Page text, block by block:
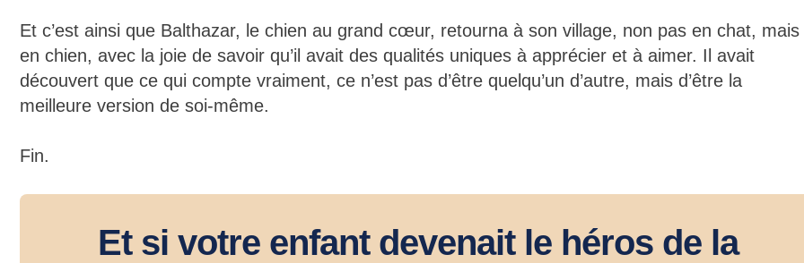
Et c’est ainsi que Balthazar, le chien au grand cœur, retourna à son village, non pas en chat, mais
en chien, avec la joie de savoir qu’il avait des qualités uniques à apprécier et à aimer. Il avait
découvert que ce qui compte vraiment, ce n’est pas d’être quelqu’un d’autre, mais d’être la
meilleure version de soi-même.
Fin.
Et si votre enfant devenait le héros de la